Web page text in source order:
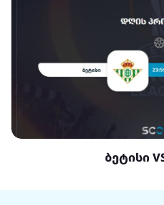
ბეტისი